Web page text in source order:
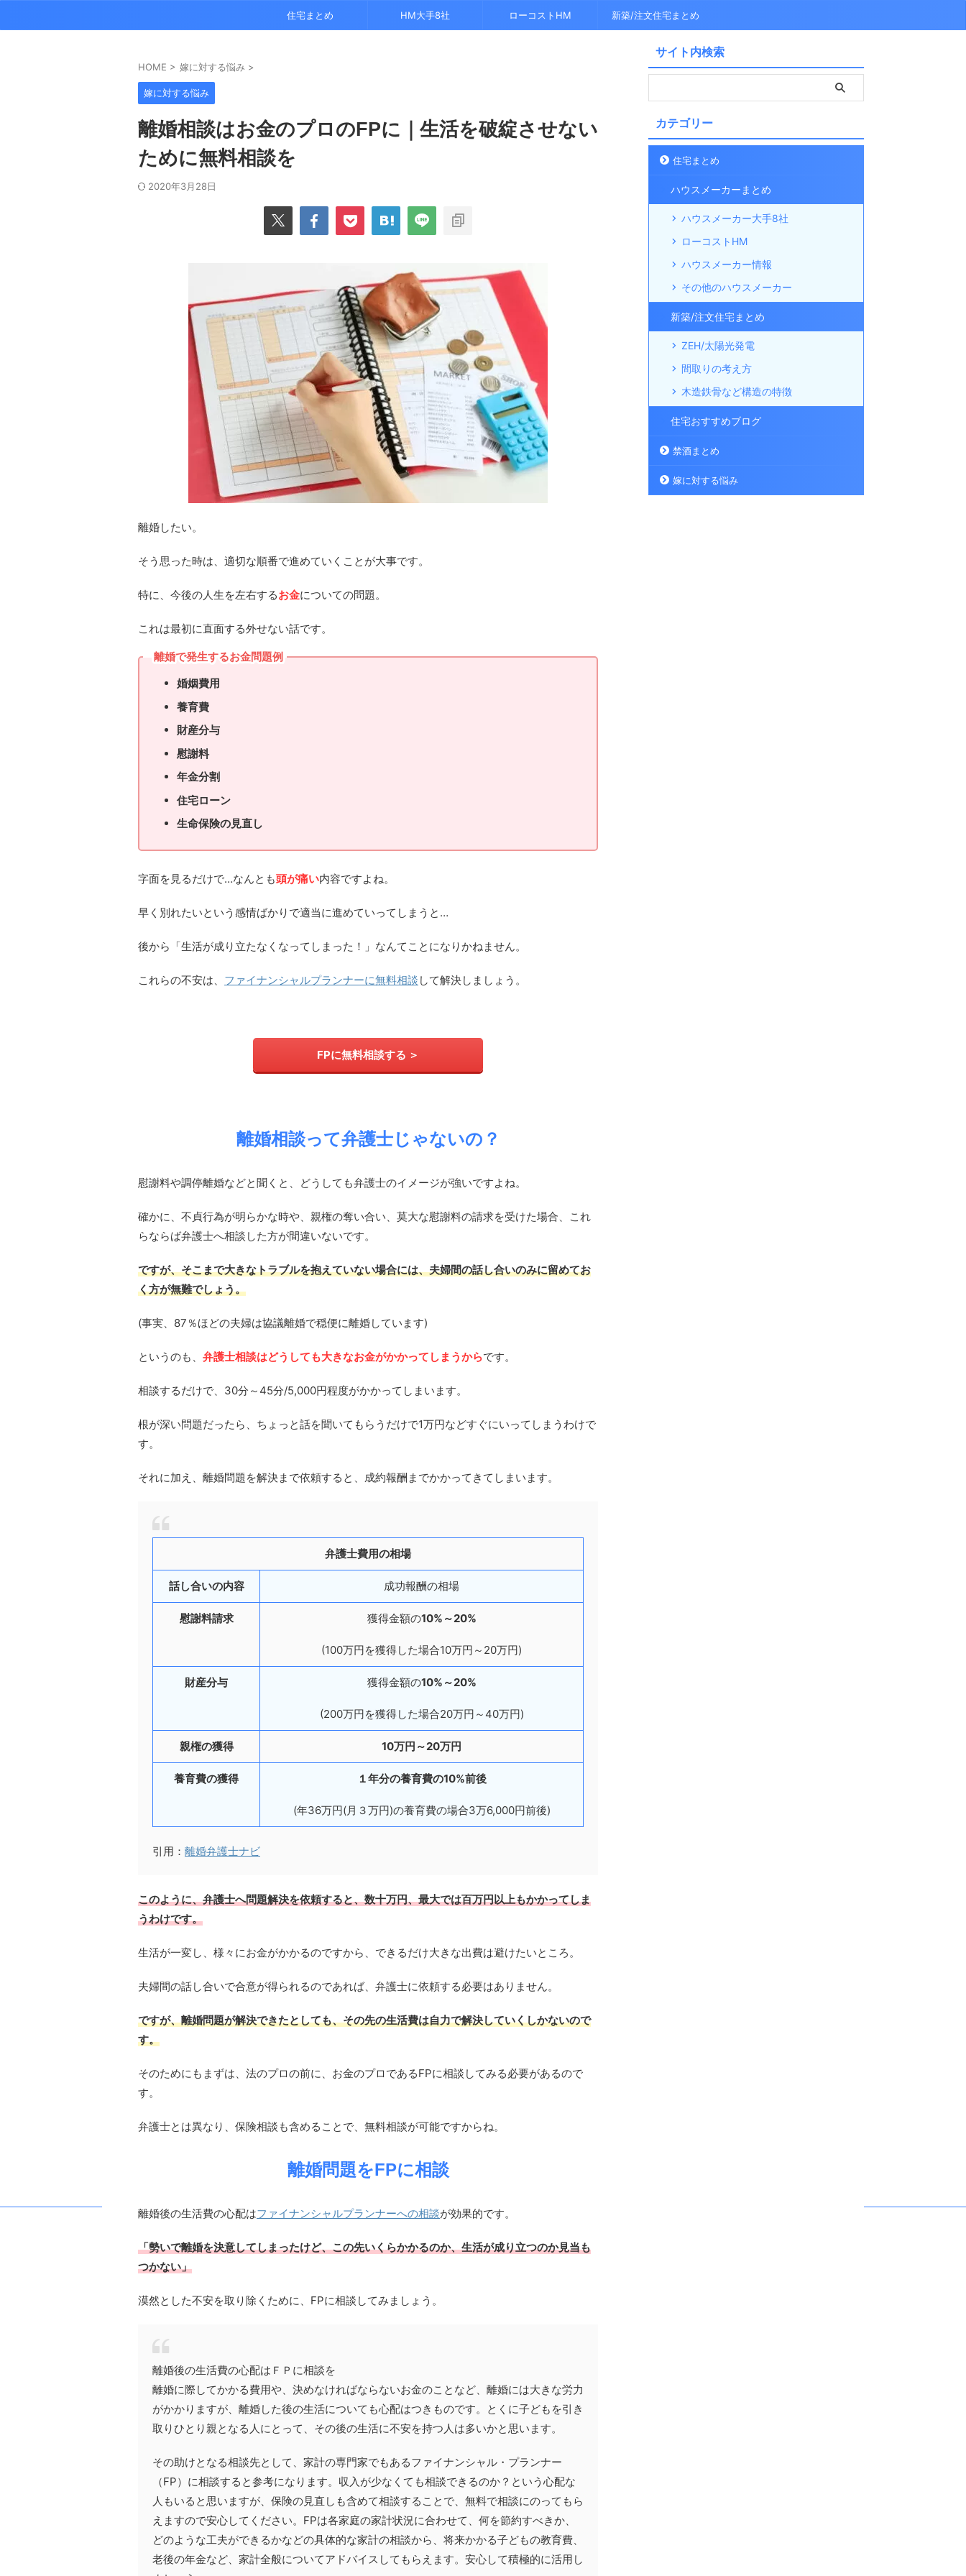
住宅まとめ HM大手8社 ローコストHM 新築/注文住宅まとめ
HOME > 嫁に対する悩み >
嫁に対する悩み
離婚相談はお金のプロのFPに｜生活を破綻させない
ために無料相談を
2020年3月28日
離婚したい。
そう思った時は、適切な順番で進めていくことが大事です。
特に、今後の人生を左右するお金についての問題。
これは最初に直面する外せない話です。
離婚で発生するお金問題例
婚姻費用
養育費
財産分与
慰謝料
年金分割
住宅ローン
生命保険の見直し
字面を見るだけで…なんとも頭が痛い内容ですよね。
早く別れたいという感情ばかりで適当に進めていってしまうと…
後から「生活が成り立たなくなってしまった！」なんてことになりかねません。
これらの不安は、 ファイナンシャルプランナーに無料相談 して解決しましょう。
FPに無料相談する ＞
離婚相談って弁護士じゃないの？
慰謝料や調停離婚などと聞くと、どうしても弁護士のイメージが強いですよね。
確かに、不貞行為が明らかな時や、親権の奪い合い、莫大な慰謝料の請求を受けた場合、これ
らならば弁護士へ相談した方が間違いないです。
ですが、そこまで大きなトラブルを抱えていない場合には、夫婦間の話し合いのみに留めてお
く方が無難でしょう。
(事実、87％ほどの夫婦は協議離婚で穏便に離婚しています)
というのも、 弁護士相談はどうしても大きなお金がかかってしまうからです。
相談するだけで、30分～45分/5,000円程度がかかってしまいます。
根が深い問題だったら、ちょっと話を聞いてもらうだけで1万円などすぐにいってしまうわけで
す。
それに加え、離婚問題を解決まで依頼すると、成約報酬までかかってきてしまいます。
弁護士費用の相場
話し合いの内容 成功報酬の相場
慰謝料請求 獲得金額の10%～20%
(100万円を獲得した場合10万円～20万円)
財産分与 獲得金額の10%～20%
(200万円を獲得した場合20万円～40万円)
親権の獲得 10万円～20万円
養育費の獲得 １年分の養育費の10%前後
(年36万円(月３万円)の養育費の場合3万6,000円前後)
引用： 離婚弁護士ナビ
このように、弁護士へ問題解決を依頼すると、数十万円、最大では百万円以上もかかってしま
うわけです。
生活が一変し、様々にお金がかかるのですから、できるだけ大きな出費は避けたいところ。
夫婦間の話し合いで合意が得られるのであれば、弁護士に依頼する必要はありません。
ですが、離婚問題が解決できたとしても、その先の生活費は自力で解決していくしかないので
す。
そのためにもまずは、法のプロの前に、お金のプロであるFPに相談してみる必要があるので
す。
弁護士とは異なり、保険相談も含めることで、無料相談が可能ですからね。
離婚問題をFPに相談
離婚後の生活費の心配はファイナンシャルプランナーへの相談が効果的です。
「勢いで離婚を決意してしまったけど、この先いくらかかるのか、生活が成り立つのか見当も
つかない」
漠然とした不安を取り除くために、FPに相談してみましょう。
離婚後の生活費の心配はＦＰに相談を
離婚に際してかかる費用や、決めなければならないお金のことなど、離婚には大きな労力
がかかりますが、離婚した後の生活についても心配はつきものです。とくに子どもを引き
取りひとり親となる人にとって、その後の生活に不安を持つ人は多いかと思います。
その助けとなる相談先として、家計の専門家でもあるファイナンシャル・プランナー
（FP）に相談すると参考になります。収入が少なくても相談できるのか？という心配な
人もいると思いますが、保険の見直しも含めて相談することで、無料で相談にのってもら
えますので安心してください。FPは各家庭の家計状況に合わせて、何を節約すべきか、
どのような工夫ができるかなどの具体的な家計の相談から、将来かかる子どもの教育費、
老後の年金など、家計全般についてアドバイスしてもらえます。安心して積極的に活用し
サイト内検索
カテゴリー
住宅まとめ
ハウスメーカーまとめ
ハウスメーカー大手8社
ローコストHM
ハウスメーカー情報
その他のハウスメーカー
新築/注文住宅まとめ
ZEH/太陽光発電
間取りの考え方
木造鉄骨など構造の特徴
住宅おすすめブログ
禁酒まとめ
嫁に対する悩み